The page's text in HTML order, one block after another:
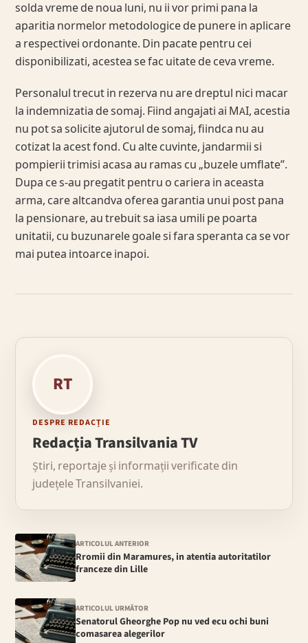
solda vreme de noua luni, nu ii vor primi pana la
aparitia normelor metodologice de punere in aplicare
a respectivei ordonante. Din pacate pentru cei
disponibilizati, acestea se fac uitate de ceva vreme.
Personalul trecut in rezerva nu are dreptul nici macar
la indemnizatia de somaj. Fiind angajati ai MAI, acestia
nu pot sa solicite ajutorul de somaj, fiindca nu au
cotizat la acest fond. Cu alte cuvinte, jandarmii si
pompierii trimisi acasa au ramas cu „buzele umflate”.
Dupa ce s-au pregatit pentru o cariera in aceasta
arma, care altcandva oferea garantia unui post pana
la pensionare, au trebuit sa iasa umili pe poarta
unitatii, cu buzunarele goale si fara speranta ca se vor
mai putea intoarce inapoi.
RT
DESPRE REDACȚIE
Redacția Transilvania TV
Știri, reportaje și informații verificate din
județele Transilvaniei.
ARTICOLUL ANTERIOR
Rromii din Maramures, in atentia autoritatilor
franceze din Lille
ARTICOLUL URMĂTOR
Senatorul Gheorghe Pop nu ved ecu ochi buni
comasarea alegerilor